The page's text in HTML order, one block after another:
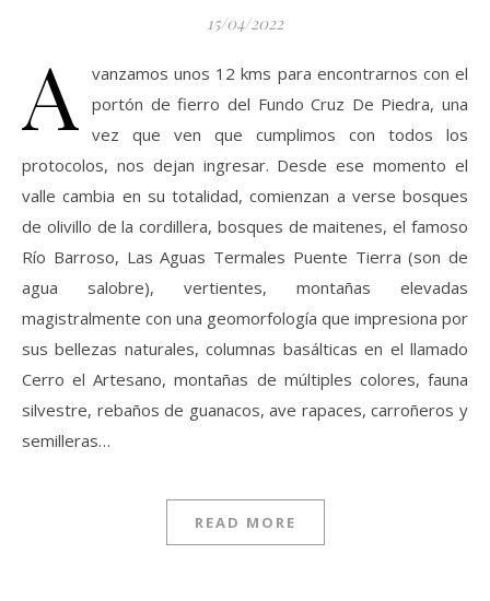
15/04/2022
A
vanzamos unos 12 kms para encontrarnos con el
portón de fierro del Fundo Cruz De Piedra, una
vez que ven que cumplimos con todos los
protocolos, nos dejan ingresar. Desde ese momento el
valle cambia en su totalidad, comienzan a verse bosques
de olivillo de la cordillera, bosques de maitenes, el famoso
Río Barroso, Las Aguas Termales Puente Tierra (son de
agua salobre), vertientes, montañas elevadas
magistralmente con una geomorfología que impresiona por
sus bellezas naturales, columnas basálticas en el llamado
Cerro el Artesano, montañas de múltiples colores, fauna
silvestre, rebaños de guanacos, ave rapaces, carroñeros y
semilleras…
READ MORE